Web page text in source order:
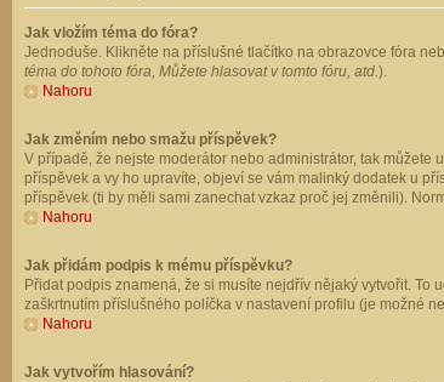
Jak vložím téma do fóra?
Jednoduše. Klikněte na příslušné tlačítko na obrazovce fóra
téma do tohoto fóra, Můžete hlasovat v tomto fóru, atd.).
Nahoru
Jak změním nebo smažu příspěvek?
V případě, že nejste moderátor nebo administrátor, tak
příspěvek a vy ho upravíte, objeví se vám malinký dodatek u
příspěvek (ti by měli sami zanechat vzkaz proč jej změnili).
Nahoru
Jak přidám podpis k mému příspěvku?
Přidat podpis znamená, že si musíte nejdřív nějaký vytvořit. To
zaškrtnutím příslušného políčka v nastavení profilu (je možné
Nahoru
Jak vytvořím hlasování?